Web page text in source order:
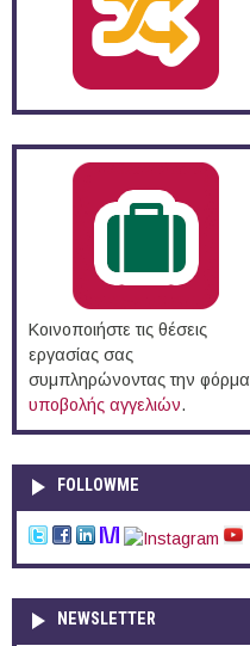
Κοινοποιήστε τις θέσεις
εργασίας σας
συμπληρώνοντας την φόρμα
υποβολής αγγελιών.
FOLLOWME
NEWSLETTER